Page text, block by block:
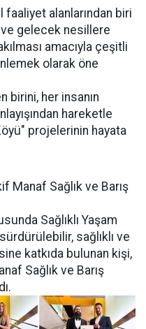
faaliyet alanlarından biri
ve gelecek nesillere
amacıyla çeşitli
olarak öne
birini, her insanın
hareketle
projelerinin hayata
Manaf Sağlık ve Barış
Sağlıklı Yaşam
sağlıklı ve
katkıda bulunan kişi,
Sağlık ve Barış